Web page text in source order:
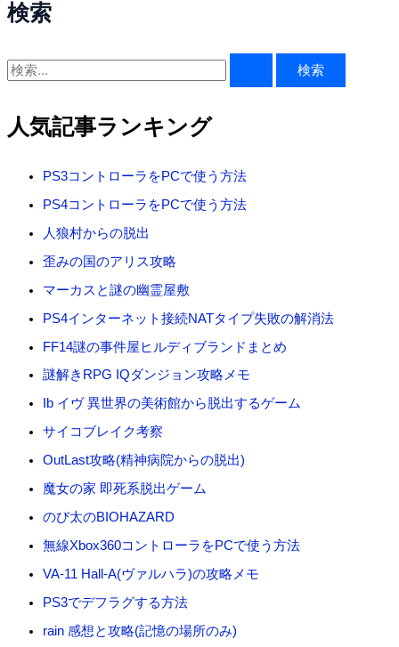
検索
検
対
象
人気記事ランキング
PS3コントローラをPCで使う方法
PS4コントローラをPCで使う方法
人狼村からの脱出
歪みの国のアリス攻略
マーカスと謎の幽霊屋敷
PS4インターネット接続NATタイプ失敗の解消法
FF14謎の事件屋ヒルディブランドまとめ
謎解きRPG IQダンジョン攻略メモ
Ib イヴ 異世界の美術館から脱出するゲーム
サイコブレイク考察
OutLast攻略(精神病院からの脱出)
魔女の家 即死系脱出ゲーム
のび太のBIOHAZARD
無線Xbox360コントローラをPCで使う方法
VA-11 Hall-A(ヴァルハラ)の攻略メモ
PS3でデフラグする方法
rain 感想と攻略(記憶の場所のみ)